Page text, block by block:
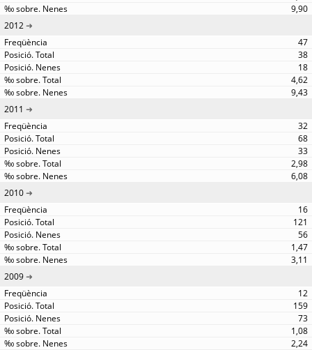
9,90
2012
47
38
18
4,62
9,43
2011
32
68
33
2,98
6,08
2010
16
121
56
1,47
3,11
2009
12
159
73
1,08
2,24